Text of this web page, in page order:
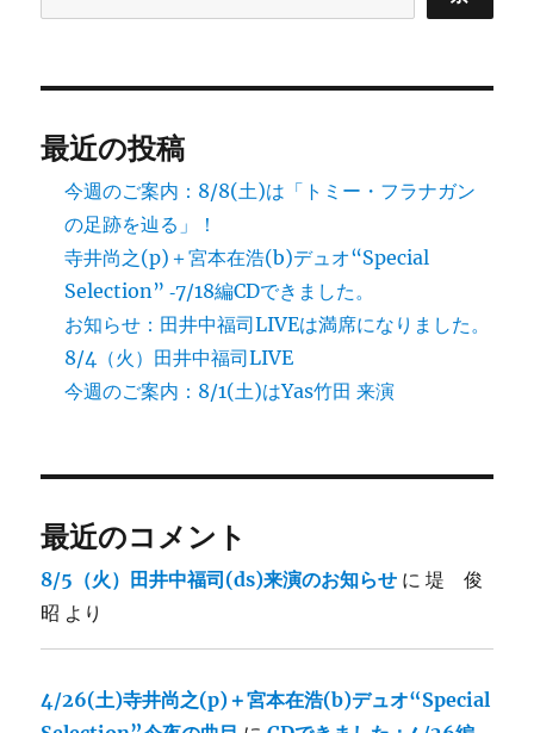
最近の投稿
今週のご案内：8/8(土)は「トミー・フラナガン
の足跡を辿る」！
寺井尚之(p)＋宮本在浩(b)デュオ“Special
Selection” ‐7/18編CDできました。
お知らせ：田井中福司LIVEは満席になりました。
8/4（火）田井中福司LIVE
今週のご案内：8/1(土)はYas竹田 来演
最近のコメント
8/5（火）田井中福司(ds)来演のお知らせ に堤 俊
昭 より
4/26(土)寺井尚之(p)＋宮本在浩(b)デュオ“Special